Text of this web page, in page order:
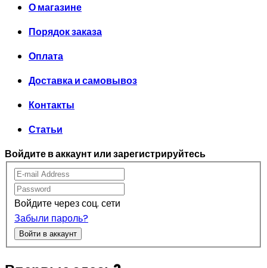
О магазине
Порядок заказа
Оплата
Доставка и самовывоз
Контакты
Статьи
Войдите в аккаунт или зарегистрируйтесь
Войдите через соц. сети
Забыли пароль?
Войти в аккаунт